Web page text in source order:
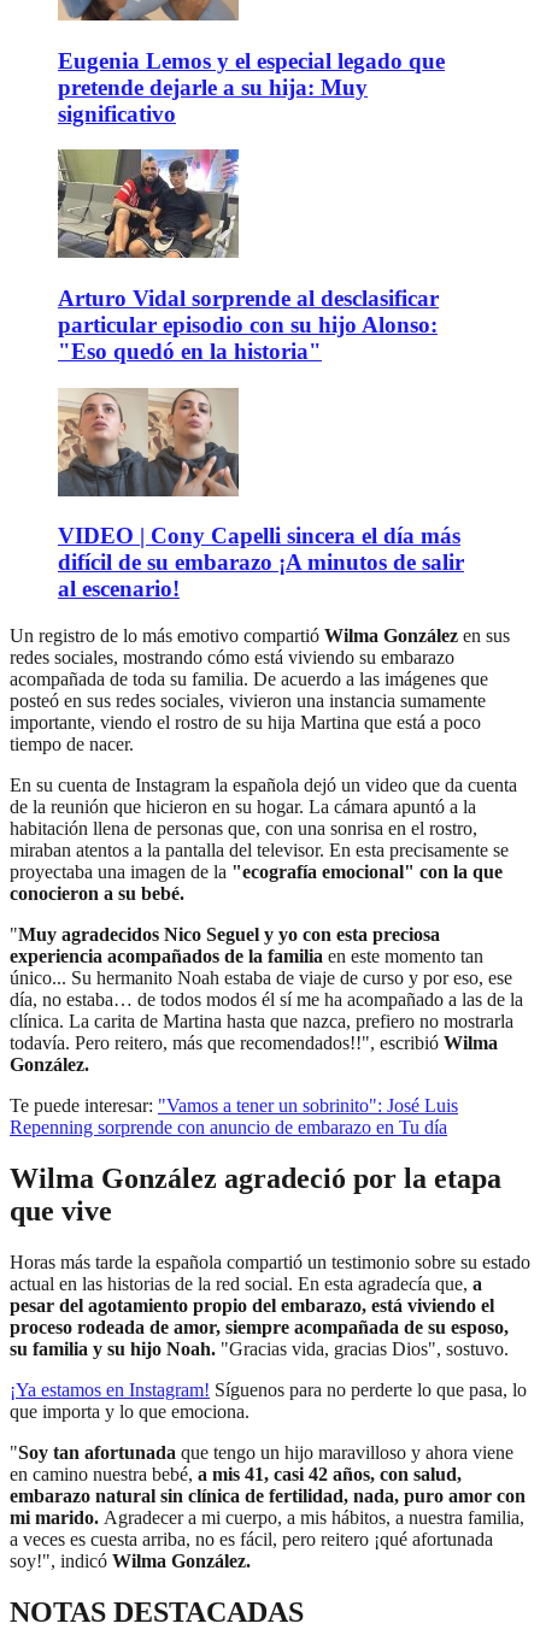
Eugenia Lemos y el especial legado que
pretende dejarle a su hija: Muy
significativo
Arturo Vidal sorprende al desclasificar
particular episodio con su hijo Alonso:
"Eso quedó en la historia"
VIDEO | Cony Capelli sincera el día más
difícil de su embarazo ¡A minutos de salir
al escenario!
Un registro de lo más emotivo compartió Wilma González en sus
redes sociales, mostrando cómo está viviendo su embarazo
acompañada de toda su familia. De acuerdo a las imágenes que
posteó en sus redes sociales, vivieron una instancia sumamente
importante, viendo el rostro de su hija Martina que está a poco
tiempo de nacer.
En su cuenta de Instagram la española dejó un video que da cuenta
de la reunión que hicieron en su hogar. La cámara apuntó a la
habitación llena de personas que, con una sonrisa en el rostro,
miraban atentos a la pantalla del televisor. En esta precisamente se
proyectaba una imagen de la "ecografía emocional" con la que
conocieron a su bebé.
"Muy agradecidos Nico Seguel y yo con esta preciosa
experiencia acompañados de la familia en este momento tan
único... Su hermanito Noah estaba de viaje de curso y por eso, ese
día, no estaba… de todos modos él sí me ha acompañado a las de la
clínica. La carita de Martina hasta que nazca, prefiero no mostrarla
todavía. Pero reitero, más que recomendados!!", escribió Wilma
González.
Te puede interesar: "Vamos a tener un sobrinito": José Luis
Repenning sorprende con anuncio de embarazo en Tu día
Wilma González agradeció por la etapa
que vive
Horas más tarde la española compartió un testimonio sobre su estado
actual en las historias de la red social. En esta agradecía que, a
pesar del agotamiento propio del embarazo, está viviendo el
proceso rodeada de amor, siempre acompañada de su esposo,
su familia y su hijo Noah. "Gracias vida, gracias Dios", sostuvo.
¡Ya estamos en Instagram! Síguenos para no perderte lo que pasa, lo
que importa y lo que emociona.
"Soy tan afortunada que tengo un hijo maravilloso y ahora viene
en camino nuestra bebé, a mis 41, casi 42 años, con salud,
embarazo natural sin clínica de fertilidad, nada, puro amor con
mi marido. Agradecer a mi cuerpo, a mis hábitos, a nuestra familia,
a veces es cuesta arriba, no es fácil, pero reitero ¡qué afortunada
soy!", indicó Wilma González.
NOTAS DESTACADAS